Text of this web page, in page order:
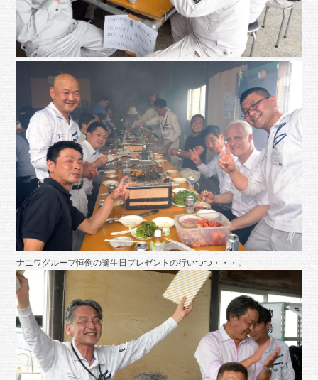
ナニワグループ恒例の誕生日プレゼントの行いつつ・・・。